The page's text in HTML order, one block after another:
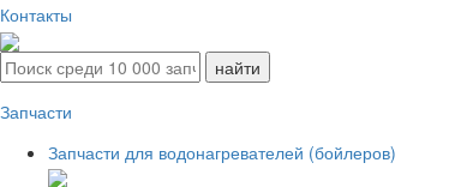
Контакты
Запчасти
Запчасти для водонагревателей (бойлеров)